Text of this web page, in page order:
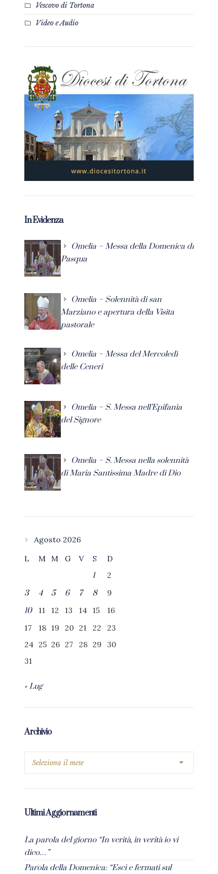
Vescovo di Tortona
Video e Audio
In Evidenza
Omelia – Messa della Domenica di
Pasqua
Omelia – Solennità di san
Marziano e apertura della Visita
pastorale
Omelia – Messa del Mercoledì
delle Ceneri
Omelia – S. Messa nell’Epifania
del Signore
Omelia – S. Messa nella solennità
di Maria Santissima Madre di Dio
Agosto 2026
L
M M G V S
D
1
2
3
4 5 6 7 8
9
10
11 12 13 14 15
16
17
18 19 20 21 22
23
24 25 26 27 28 29
30
31
« Lug
Archivio
Ultimi Aggiornamenti
La parola del giorno “In verità, in verità io vi
dico…”
Parola della Domenica: “Esci e fermati sul